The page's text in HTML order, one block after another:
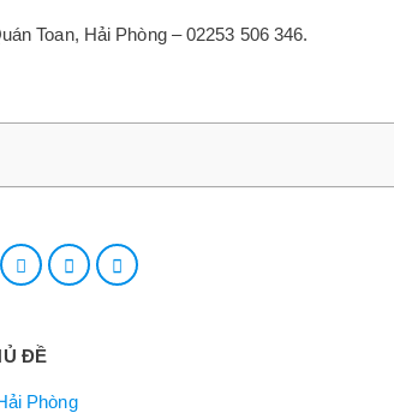
Toan, Hải Phòng – 02253 506 346.
ĐỀ
Phòng